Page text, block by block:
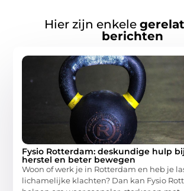
Hier zijn enkele
berichten
Fysio Rotterdam: deskundige hulp
herstel en beter bewegen
Woon of werk je in Rotterdam en heb je
lichamelijke klachten? Dan kan Fysio